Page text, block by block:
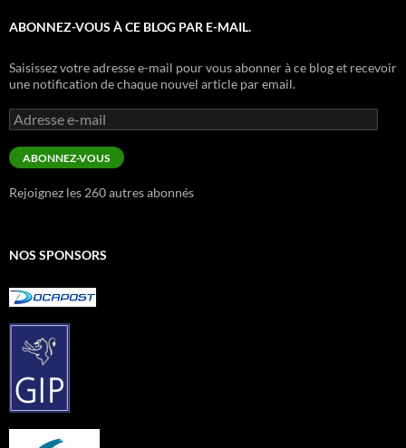
ABONNEZ-VOUS À CE BLOG PAR E-MAIL.
Saisissez votre adresse e-mail pour vous abonner à ce blog et recevoir
une notification de chaque nouvel article par email.
Adresse
e-
mail
ABONNEZ-VOUS
Rejoignez les 260 autres abonnés
NOS SPONSORS